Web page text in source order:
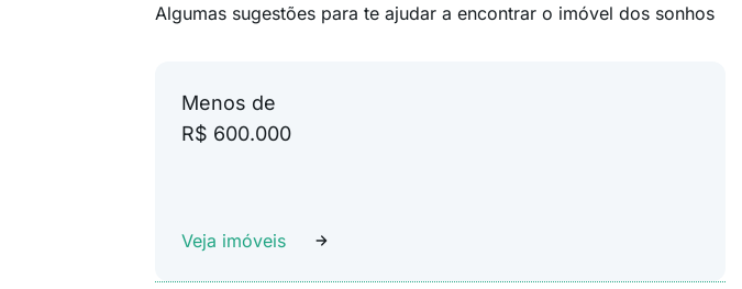
Algumas sugestões para te ajudar a encontrar o imóvel dos sonhos
Menos de
R$ 600.000
Veja imóveis